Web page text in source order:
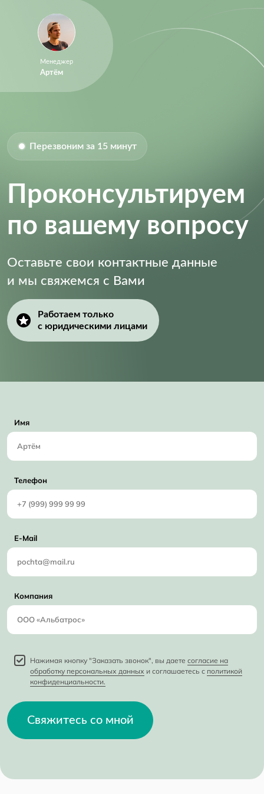
Менеджер
Артём
Перезвоним за 15 минут
Проконсультируем
по вашему вопросу
Оставьте свои контактные данные
и мы свяжемся с Вами
Работаем только
с юридическими лицами
Имя
Телефон
E-Mail
Компания
Нажимая кнопку "Заказать звонок", вы даете согласие на
обработку персональных данных и соглашаетесь с политикой
конфиденциальности.
Свяжитесь со мной